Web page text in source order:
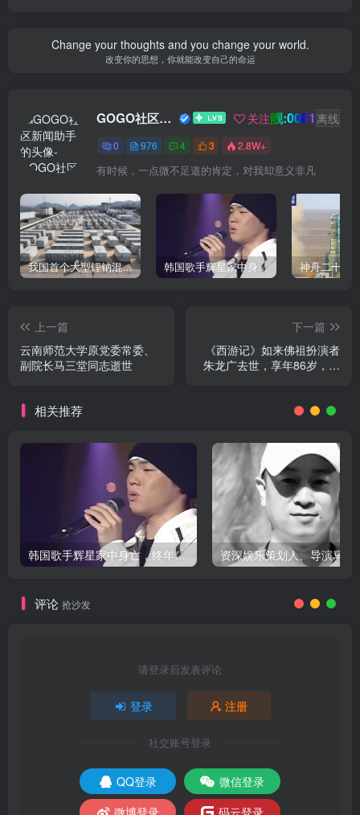
Change your thoughts and you change your world.
改变你的思想，你就能改变自己的命运
GOGO社区新闻助手 关注靓:0061 离线
0 976 4 3 2.8W+
有时候，一点微不足道的肯定，对我却意义非凡
我国首个大型锂钠混合储能站投产，开启储能新时代 韩国歌手辉星家中身亡，终年43岁，警方调查死因
上一篇
云南师范大学原党委常委、
副院长马三堂同志逝世
下一篇
《西游记》如来佛祖扮演者
朱龙广去世，享年86岁，六
相关推荐
韩国歌手辉星家中身亡，终年43岁，警方调查死因
评论 抢沙发
请登录后发表评论
登录 注册
社交账号登录
QQ登录
微信登录